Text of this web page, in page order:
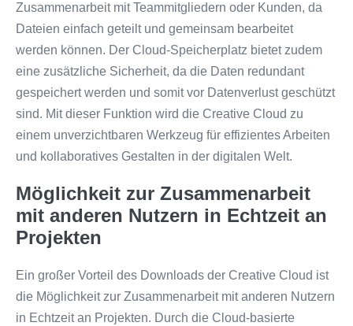
Zusammenarbeit mit Teammitgliedern oder Kunden, da
Dateien einfach geteilt und gemeinsam bearbeitet
werden können. Der Cloud-Speicherplatz bietet zudem
eine zusätzliche Sicherheit, da die Daten redundant
gespeichert werden und somit vor Datenverlust geschützt
sind. Mit dieser Funktion wird die Creative Cloud zu
einem unverzichtbaren Werkzeug für effizientes Arbeiten
und kollaboratives Gestalten in der digitalen Welt.
Möglichkeit zur Zusammenarbeit
mit anderen Nutzern in Echtzeit an
Projekten
Ein großer Vorteil des Downloads der Creative Cloud ist
die Möglichkeit zur Zusammenarbeit mit anderen Nutzern
in Echtzeit an Projekten. Durch die Cloud-basierte